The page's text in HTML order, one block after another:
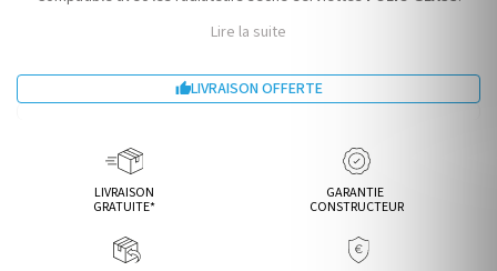
Lire la suite
LIVRAISON OFFERTE
LIVRAISON
GRATUITE*
GARANTIE
CONSTRUCTEUR